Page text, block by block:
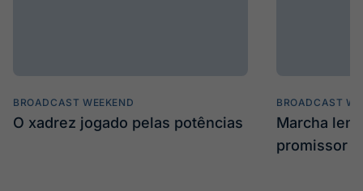
BROADCAST WEEKEND
O xadrez jogado pelas potências
BROADCAST
Marcha
promissor